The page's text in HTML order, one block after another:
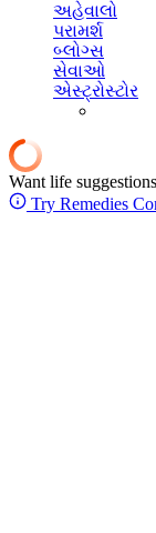
અહેવાલો
પરામર્શ
બ્લોગ્સ
સેવાઓ
એસ્ટ્રોસ્ટોર
Want life
Try Remedies